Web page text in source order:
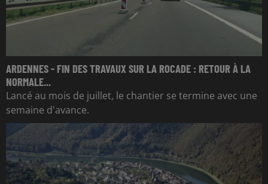
ARDENNES - FIN DES TRAVAUX SUR LA ROCADE : RETOUR À LA
NORMALE...
Lancé au mois de juillet, le chantier se termine avec une
semaine d'avance.